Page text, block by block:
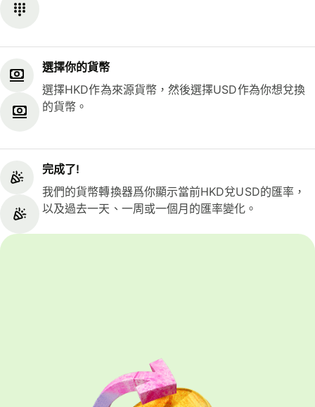
選擇你的貨幣
選擇HKD作為來源貨幣，然後選擇USD作為你想兌換
的貨幣。
完成了!
我們的貨幣轉換器爲你顯示當前HKD兌USD的匯率，
以及過去一天、一周或一個月的匯率變化。